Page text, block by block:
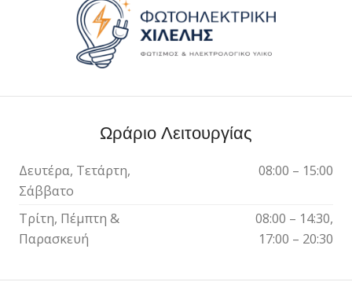
Ωράριο Λειτουργίας
Δευτέρα, Τετάρτη,
Σάββατο
08:00 – 15:00
Τρίτη, Πέμπτη &
Παρασκευή
08:00 – 14:30,
17:00 – 20:30